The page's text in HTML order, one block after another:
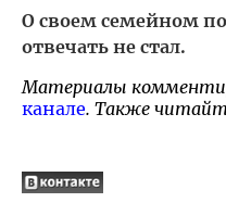
О своем семейном
отвечать не стал.
Материалы
канале. Также